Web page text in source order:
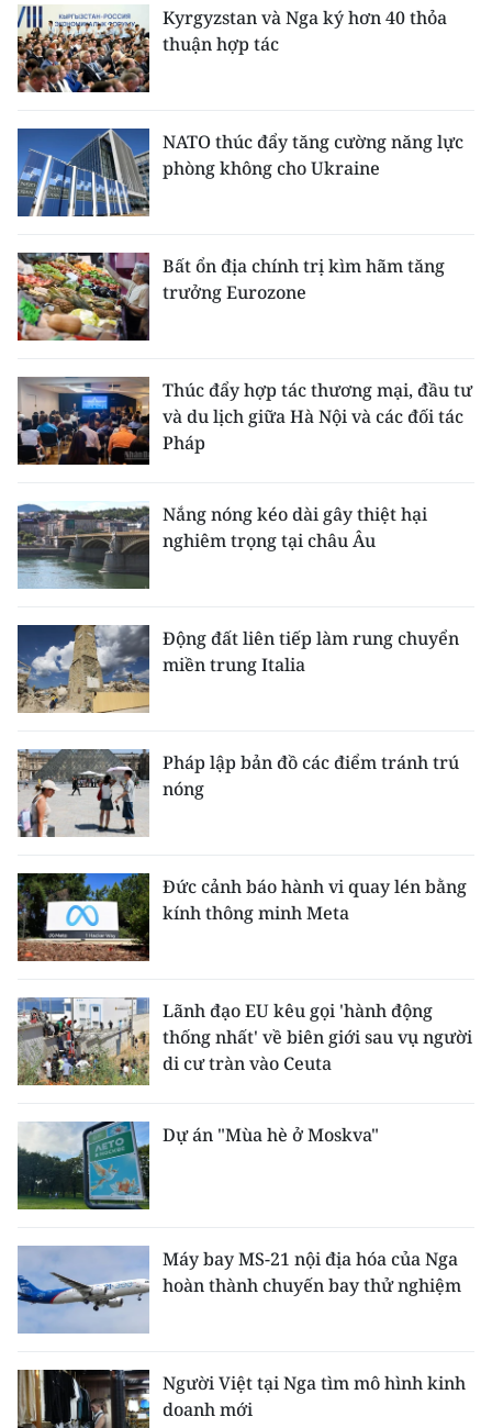
Kyrgyzstan và Nga ký hơn 40 thỏa
thuận hợp tác
NATO thúc đẩy tăng cường năng lực
phòng không cho Ukraine
Bất ổn địa chính trị kìm hãm tăng
trưởng Eurozone
Thúc đẩy hợp tác thương mại, đầu tư
và du lịch giữa Hà Nội và các đối tác
Pháp
Nắng nóng kéo dài gây thiệt hại
nghiêm trọng tại châu Âu
Động đất liên tiếp làm rung chuyển
miền trung Italia
Pháp lập bản đồ các điểm tránh trú
nóng
Đức cảnh báo hành vi quay lén bằng
kính thông minh Meta
Lãnh đạo EU kêu gọi 'hành động
thống nhất' về biên giới sau vụ người
di cư tràn vào Ceuta
Dự án "Mùa hè ở Moskva"
Máy bay MS-21 nội địa hóa của Nga
hoàn thành chuyến bay thử nghiệm
Người Việt tại Nga tìm mô hình kinh
doanh mới